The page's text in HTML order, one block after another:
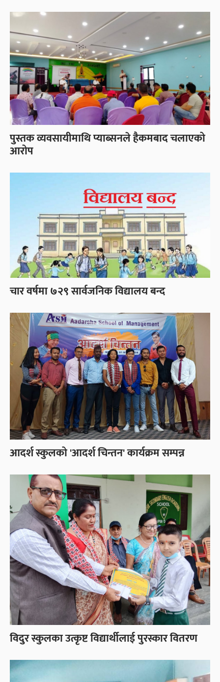
पुस्तक व्यवसायीमाथि प्याब्सनले हैकमबाद चलाएको
आरोप
चार वर्षमा ७२९ सार्वजनिक विद्यालय बन्द
आदर्श स्कुलको 'आदर्श चिन्तन' कार्यक्रम सम्पन्न
विदुर स्कुलका उत्कृष्ट विद्यार्थीलाई पुरस्कार वितरण